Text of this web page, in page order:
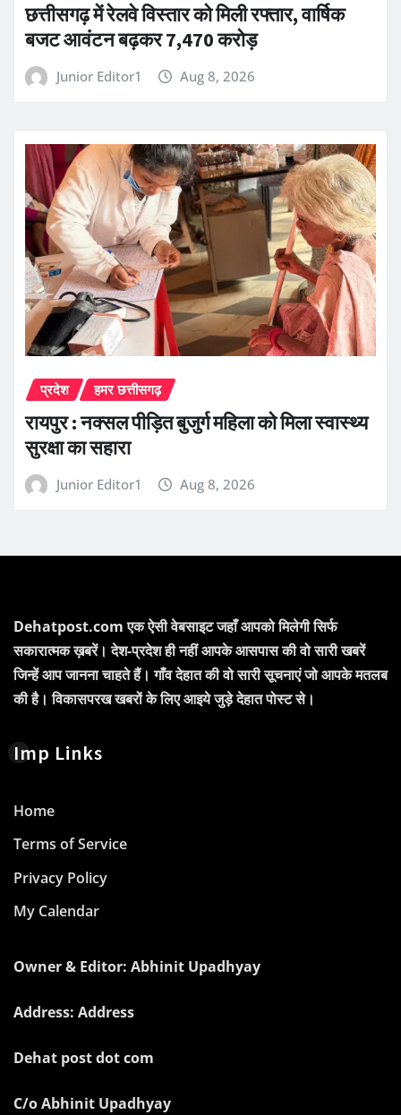
छत्तीसगढ़ में रेलवे विस्तार को मिली रफ्तार, वार्षिक
बजट आवंटन बढ़कर 7,470 करोड़
Junior Editor1 Aug 8, 2026
प्रदेश हमर छत्तीसगढ़
रायपुर : नक्सल पीड़ित बुजुर्ग महिला को मिला स्वास्थ्य
सुरक्षा का सहारा
Junior Editor1 Aug 8, 2026
Dehatpost.com एक ऐसी वेबसाइट जहाँ आपको मिलेगी सिर्फ
सकारात्मक ख़बरें। देश-प्रदेश ही नहीं आपके आसपास की वो सारी खबरें
जिन्हें आप जानना चाहते हैं। गाँव देहात की वो सारी सूचनाएं जो आपके मतलब
की है। विकासपरख खबरों के लिए आइये जुड़े देहात पोस्ट से।
Imp Links
Home
Terms of Service
Privacy Policy
My Calendar
Owner & Editor: Abhinit Upadhyay
Address: Address
Dehat post dot com
C/o Abhinit Upadhyay